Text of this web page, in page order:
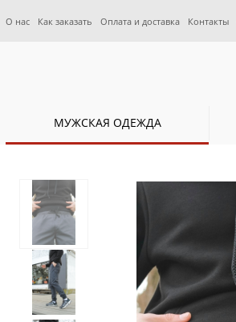
О нас Как заказать Оплата и доставка Контакты
МУЖСКАЯ ОДЕЖДА